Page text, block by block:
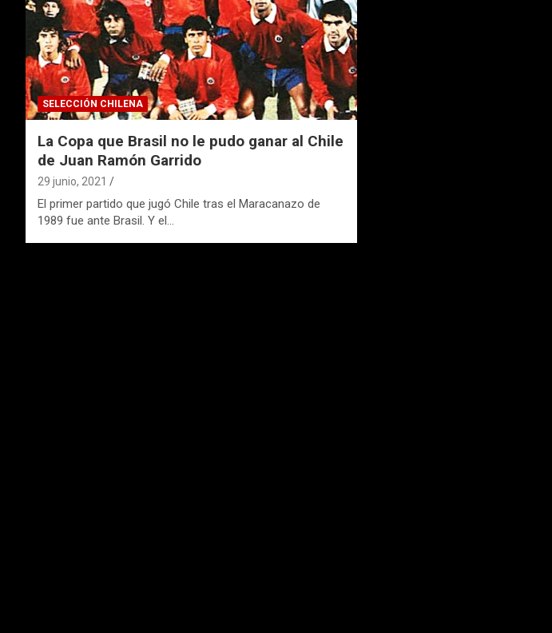
SELECCIÓN CHILENA
La Copa que Brasil no le pudo ganar al Chile
de Juan Ramón Garrido
29 junio, 2021
El primer partido que jugó Chile tras el Maracanazo de
1989 fue ante Brasil. Y el…